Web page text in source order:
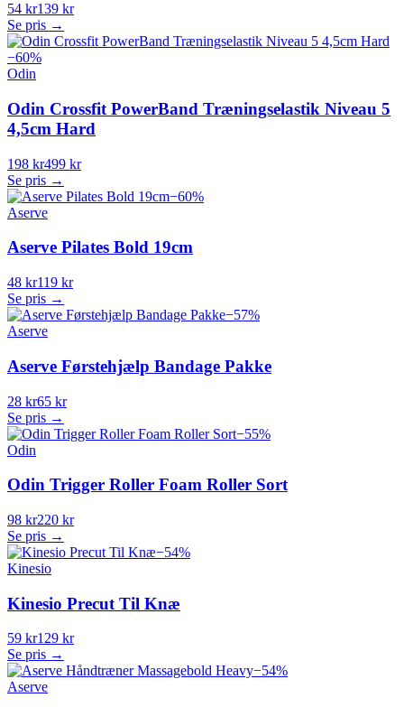
54 kr139 kr
Se pris →
−60%
Odin
Odin Crossfit PowerBand Træningselastik Niveau 5
4,5cm Hard
198 kr499 kr
Se pris →
−60%
Aserve
Aserve Pilates Bold 19cm
48 kr119 kr
Se pris →
−57%
Aserve
Aserve Førstehjælp Bandage Pakke
28 kr65 kr
Se pris →
−55%
Odin
Odin Trigger Roller Foam Roller Sort
98 kr220 kr
Se pris →
−54%
Kinesio
Kinesio Precut Til Knæ
59 kr129 kr
Se pris →
−54%
Aserve